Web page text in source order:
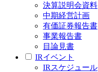
決算説明会資料
中期経営計画
有価証券報告書
事業報告書
目論見書
IRイベント
IRスケジュール